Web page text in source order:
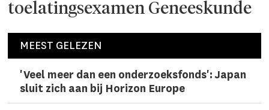
toelatingsexamen Geneeskunde
MEEST GELEZEN
'Veel meer dan een onderzoeks­fonds': Japan
sluit zich aan bij Horizon Europe